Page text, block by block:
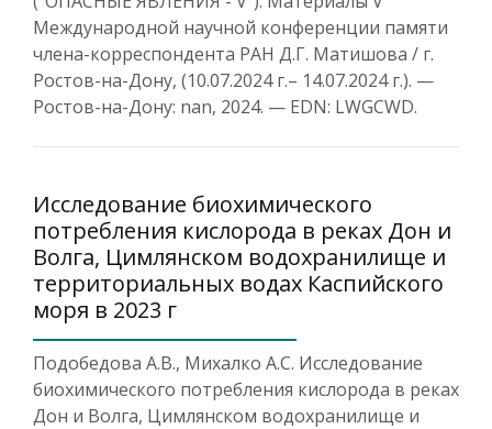
Международной научной конференции памяти
члена-корреспондента РАН Д.Г. Матишова / г.
Ростов-на-Дону, (10.07.2024 г.– 14.07.2024 г.). —
Ростов-на-Дону: nan, 2024. — EDN: LWGCWD.
Исследование биохимического
потребления кислорода в реках Дон и
Волга, Цимлянском водохранилище и
территориальных водах Каспийского
моря в 2023 г
Подобедова А.В., Михалко А.С. Исследование
биохимического потребления кислорода в реках
Дон и Волга, Цимлянском водохранилище и